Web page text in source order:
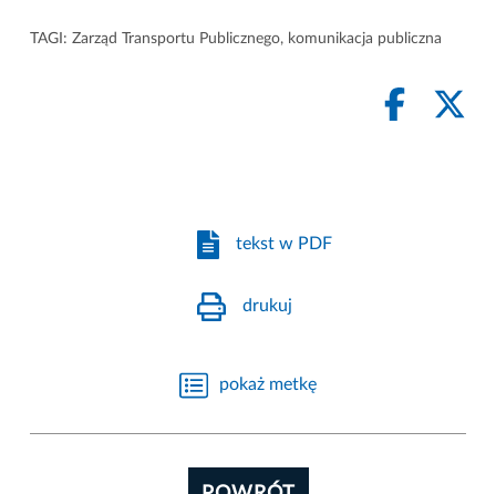
TAGI: Zarząd Transportu Publicznego, komunikacja publiczna
tekst w PDF
drukuj
pokaż metkę